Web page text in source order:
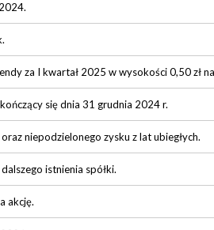
za I kwartał 2025 w wysokości 0,50 zł
się dnia 31 grudnia 2024 r.
niepodzielonego zysku z lat ubiegłych.
istnienia spółki.
akcję.